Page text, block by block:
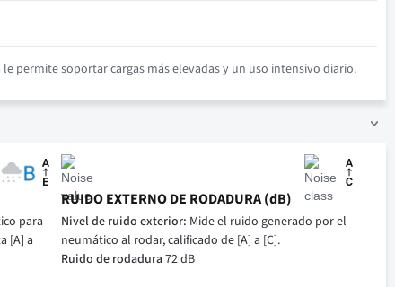
permite soportar cargas más elevadas y un uso intensivo diario.
para
[A] a
RUIDO EXTERNO DE RODADURA (dB)
Nivel de ruido exterior: Mide el ruido generado por el
neumático al rodar, calificado de [A] a [C].
Ruido de rodadura72 dB